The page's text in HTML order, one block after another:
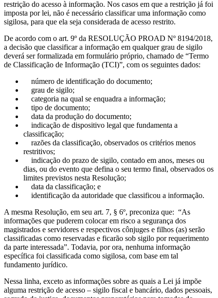
restrição do acesso à informação. Nos casos em que a restrição já foi
imposta por lei, não é necessário classificar uma informação como
sigilosa, para que ela seja considerada de acesso restrito.
De acordo com o art. 9º da RESOLUÇÃO PROAD Nº 8194/2018,
a decisão que classificar a informação em qualquer grau de sigilo
deverá ser formalizada em formulário próprio, chamado de “Termo
de Classificação de Informação (TCI)”, com os seguintes dados:
número de identificação do documento;
grau de sigilo;
categoria na qual se enquadra a informação;
tipo de documento;
data da produção do documento;
indicação de dispositivo legal que fundamenta a
classificação;
razões da classificação, observados os critérios menos
restritivos;
indicação do prazo de sigilo, contado em anos, meses ou
dias, ou do evento que defina o seu termo final, observados os
limites previstos nesta Resolução;
data da classificação; e
identificação da autoridade que classificou a informação.
A mesma Resolução, em seu art. 7, § 6º, preconiza que: “As
informações que puderem colocar em risco a segurança dos
magistrados e servidores e respectivos cônjuges e filhos (as) serão
classificadas como reservadas e ficarão sob sigilo por requerimento
da parte interessada”. Todavia, por ora, nenhuma informação
específica foi classificada como sigilosa, com base em tal
fundamento jurídico.
Nessa linha, exceto as informações sobre as quais a Lei já impõe
alguma restrição de acesso – sigilo fiscal e bancário, dados pessoais,